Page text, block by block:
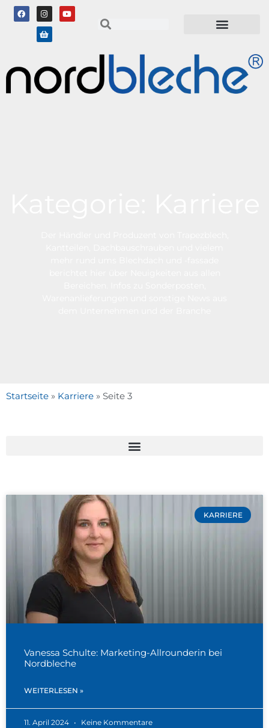
Startseite » Karriere » Seite 3
KARRIERE
Vanessa Schulte: Marketing-Allrounderin bei
Nordbleche
WEITERLESEN »
11. April 2024 Keine Kommentare